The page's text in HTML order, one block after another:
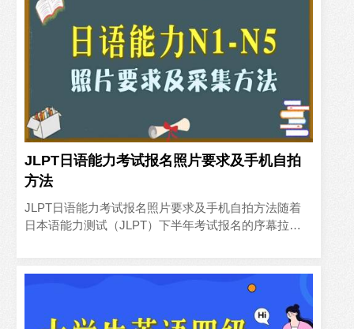
JLPT日语能力考试报名照片要求及手机自拍
方法
JLPT日语能力考试报名照片要求及手机自拍方法随着
日本语能力测试（JLPT）下半年考试报名的序幕拉